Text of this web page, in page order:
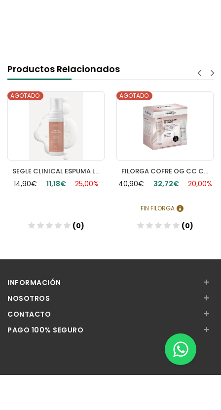
Productos Relacionados
SEGLE CLINICAL ESPUMA LIMPIADORA 1 ENVASE 150 ML
14,90€ 11,18€
AGOTADO
25,00%
(0)
FILORGA COFRE OG CC CREAM
40,90€ 32,72€
AGOTADO
20,00%
FIN FILORGA
(0)
INFORMACIÓN +
NOSOTROS +
CONTACTO +
PAGO 100% SEGURO +